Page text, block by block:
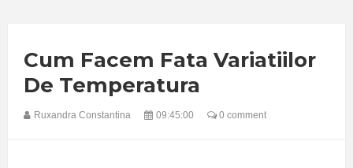
Cum Facem Fata Variatiilor
De Temperatura
Ruxandra Constantina 09:45:00 0 comment